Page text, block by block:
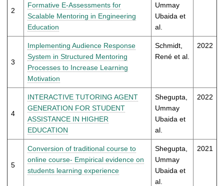
2
Formative E-Assessments for
Scalable Mentoring in Engineering
Education
Ummay
Ubaida et
al.
3
Implementing Audience Response
System in Structured Mentoring
Processes to Increase Learning
Motivation
Schmidt,
René et al.
2022
4
INTERACTIVE TUTORING AGENT
GENERATION FOR STUDENT
ASSISTANCE IN HIGHER
EDUCATION
Shegupta,
Ummay
Ubaida et
al.
2022
5
Conversion of traditional course to
online course- Empirical evidence on
students learning experience
Shegupta,
Ummay
Ubaida et
al.
2021